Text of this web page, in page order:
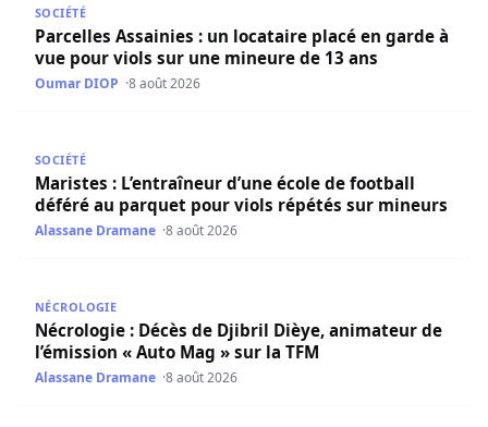
SOCIÉTÉ
Parcelles Assainies : un locataire placé en garde à
vue pour viols sur une mineure de 13 ans
Oumar DIOP 8 août 2026
SOCIÉTÉ
Maristes : L’entraîneur d’une école de football
déféré au parquet pour viols répétés sur mineurs
Alassane Dramane 8 août 2026
NÉCROLOGIE
Nécrologie : Décès de Djibril Dièye, animateur de
l’émission « Auto Mag » sur la TFM
Alassane Dramane 8 août 2026